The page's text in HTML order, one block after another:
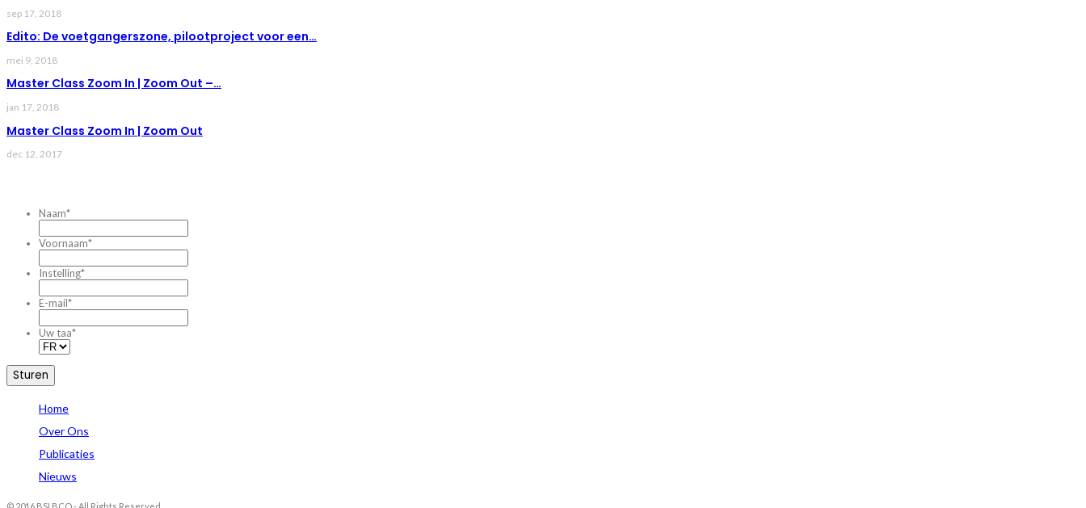
sep 17, 2018
Edito: De voetgangerszone, pilootproject voor een…
mei 9, 2018
Master Class Zoom In | Zoom Out –…
jan 17, 2018
Master Class Zoom In | Zoom Out
dec 12, 2017
Naam*
Voornaam*
Instelling*
E-mail*
Uw taa*
Home
Over Ons
Publicaties
Nieuws